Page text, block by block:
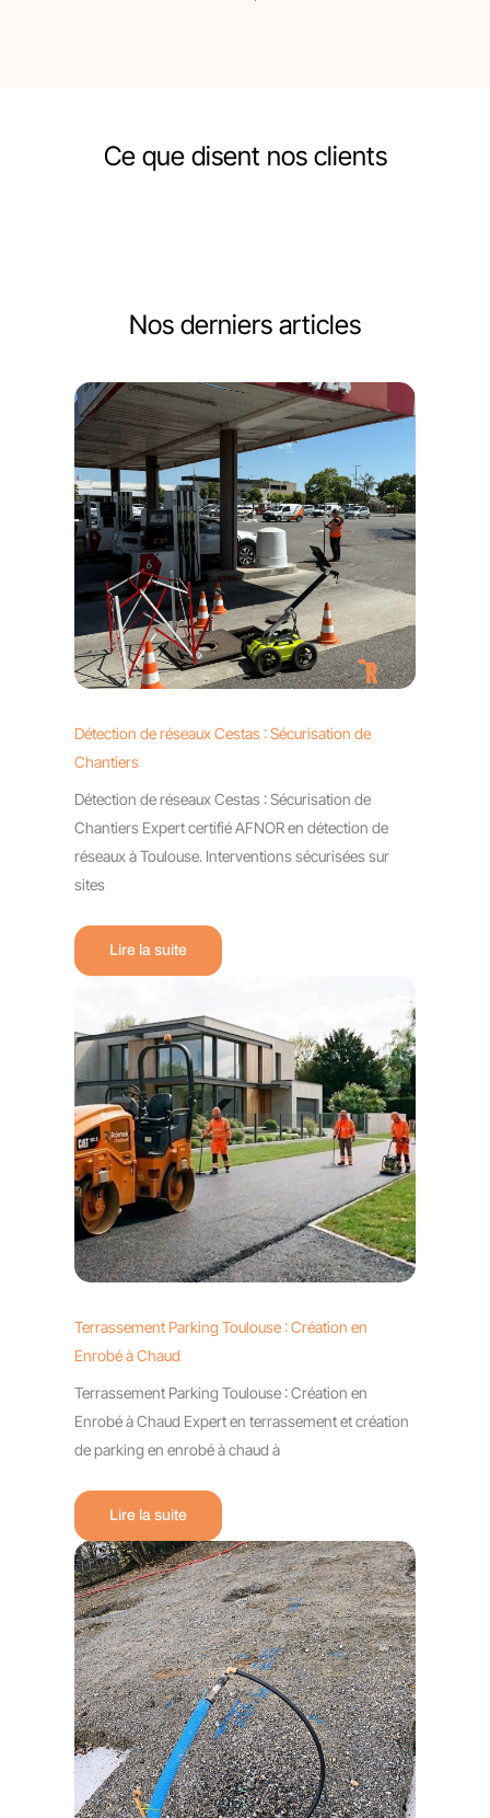
Ce que disent nos clients
Nos derniers articles
Détection de réseaux Cestas : Sécurisation de
Chantiers
Détection de réseaux Cestas : Sécurisation de
Chantiers Expert certifié AFNOR en détection de
réseaux à Toulouse. Interventions sécurisées sur
sites
Lire la suite
Terrassement Parking Toulouse : Création en
Enrobé à Chaud
Terrassement Parking Toulouse : Création en
Enrobé à Chaud Expert en terrassement et création
de parking en enrobé à chaud à
Lire la suite